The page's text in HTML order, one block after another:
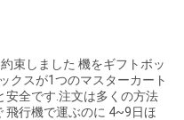
束しました 機をギフトボッ
クスが1つのマスターカート
安全です.注文は多くの方法
飛行機で運ぶのに 4~9日ほ